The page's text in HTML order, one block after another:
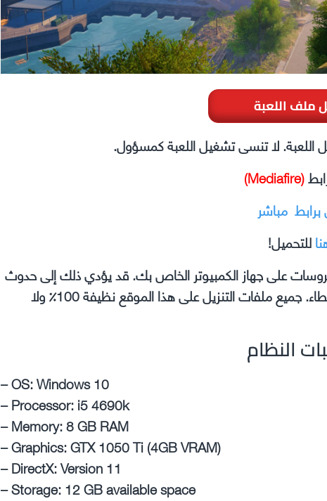
ملف اللعبة
اللعبة. لا تنسى تشغيل اللعبة كمسؤول.
(Mediafire)
مباشر
للتحميل!
على جهاز الكمبيوتر الخاص بك. قد يؤدي ذلك إلى حدوث
مشكلات في اللعبة التي تقوم بتثبيتها مثل الأعطال والأخطاء. جميع ملفات التنزيل على هذا الموقع نظيفة 100٪ ولا
النظام
– OS: Windows 10
– Processor: i5 4690k
– Memory: 8 GB RAM
– Graphics: GTX 1050 Ti (4GB VRAM)
– DirectX: Version 11
– Storage: 12 GB available space